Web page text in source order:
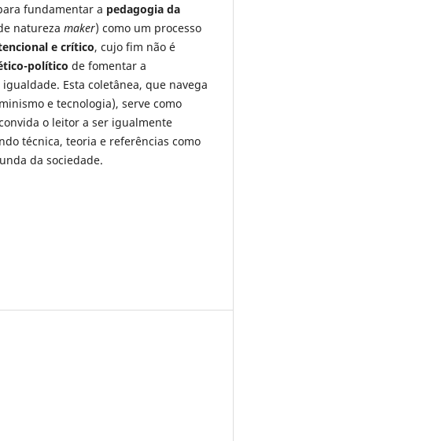
fundamentar a pedagogia da
natureza maker) como um processo
e crítico, cujo fim não é
político de fomentar a
Esta coletânea, que navega
e tecnologia), serve como
o leitor a ser igualmente
técnica, teoria e referências como
da sociedade.